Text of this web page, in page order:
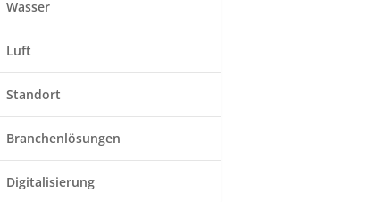
Wasser
Luft
Standort
Branchenlösungen
Digitalisierung